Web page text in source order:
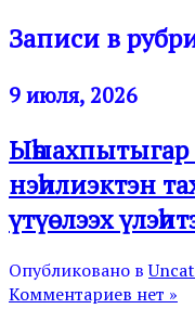
Записи в
9 июля, 2026
Ыһыахпытыгар
нэһилиэктэн
үтүөлээх
Опубликовано в
Комментариев нет »